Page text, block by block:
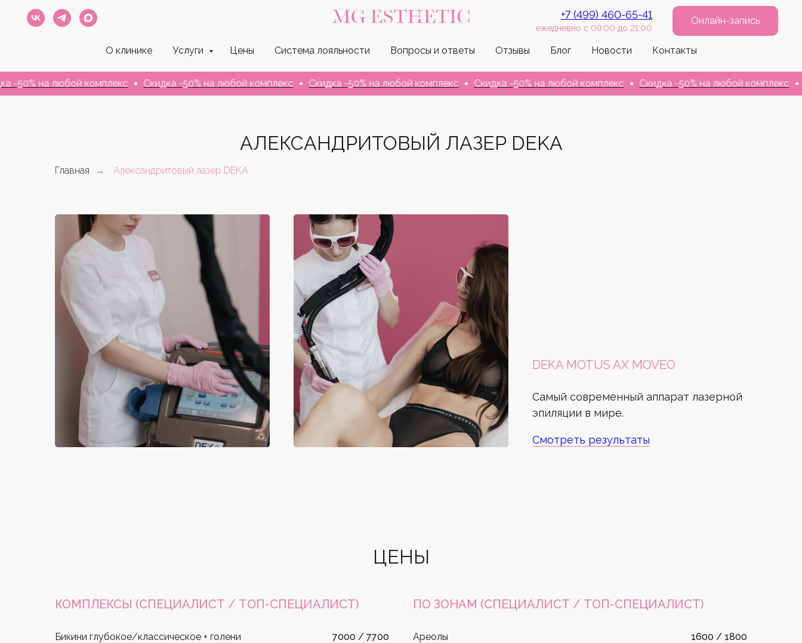
+7 (499) 460-65-41
ежедневно с 09:00 до 21:00
Онлайн-запись
О клинике Услуги Цены Система лояльности Вопросы и ответы Отзывы Блог Новости Контакты
на любой комплекс Скидка -50% на любой комплекс Скидка -50% на любой комплекс Скидка -50% на любой комплекс Скидка -50% на любой комплекс
АЛЕКСАНДРИТОВЫЙ ЛАЗЕР DEKA
Главная → Александритовый лазер DEKA
Самый современный аппарат лазерной
эпиляции в мире.
DEKA MOTUS AX MOVEO
Смотреть результаты
ЦЕНЫ
КОМПЛЕКСЫ (СПЕЦИАЛИСТ / ТОП-СПЕЦИАЛИСТ)
Бикини глубокое/классическое + голени 7000 / 7700
ПО ЗОНАМ (СПЕЦИАЛИСТ / ТОП-СПЕЦИАЛИСТ)
Ареолы 1600 / 1800